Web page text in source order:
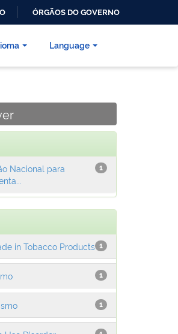
ÓRGÃOS DO GOVERNO
Language
1
Nacional para
1
in Tobacco Products
1
1